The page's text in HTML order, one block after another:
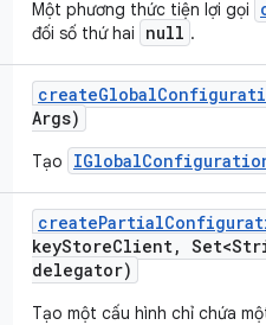
Một phương thức tiện lợi gọi
đối số thứ hai null .
createGlobal
Args)
Tạo
createPartial
keyStoreClient,
delegator)
Tạo một cấu hình chỉ chứa